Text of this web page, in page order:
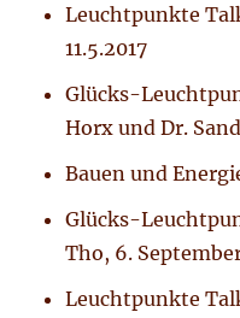
Leuchtpunkte
11.5.2017
Glücks-
Horx und Dr.
Bauen und
Glücks-
Tho, 6.
Leuchtpunkte